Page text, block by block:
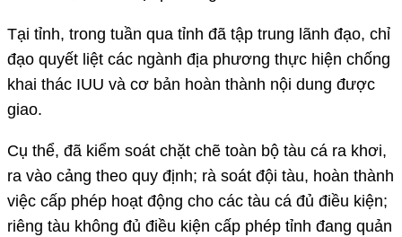
Tại tỉnh, trong tuần qua tỉnh đã tập trung lãnh đạo, chỉ
đạo quyết liệt các ngành địa phương thực hiện chống
khai thác IUU và cơ bản hoàn thành nội dung được
giao.
Cụ thể, đã kiểm soát chặt chẽ toàn bộ tàu cá ra khơi,
ra vào cảng theo quy định; rà soát đội tàu, hoàn thành
việc cấp phép hoạt động cho các tàu cá đủ điều kiện;
riêng tàu không đủ điều kiện cấp phép tỉnh đang quản